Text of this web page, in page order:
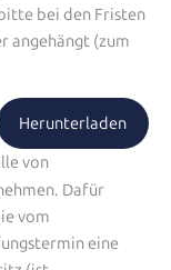
bei den Fristen
angehängt (zum
Herunterladen
von
Dafür
vom
eine